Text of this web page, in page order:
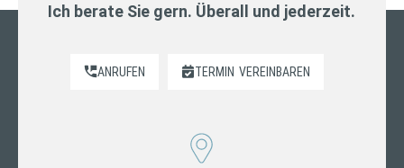
Ich berate Sie gern. Überall und jederzeit.
ANRUFEN TERMIN VEREINBAREN